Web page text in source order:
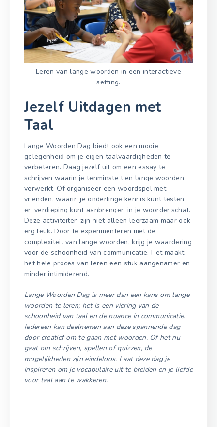
Leren van lange woorden in een interactieve
setting.
Jezelf Uitdagen met
Taal
Lange Woorden Dag biedt ook een mooie
gelegenheid om je eigen taalvaardigheden te
verbeteren. Daag jezelf uit om een essay te
schrijven waarin je tenminste tien lange woorden
verwerkt. Of organiseer een woordspel met
vrienden, waarin je onderlinge kennis kunt testen
en verdieping kunt aanbrengen in je woordenschat.
Deze activiteiten zijn niet alleen leerzaam maar ook
erg leuk. Door te experimenteren met de
complexiteit van lange woorden, krijg je waardering
voor de schoonheid van communicatie. Het maakt
het hele proces van leren een stuk aangenamer en
minder intimiderend.
Lange Woorden Dag is meer dan een kans om lange
woorden te leren; het is een viering van de
schoonheid van taal en de nuance in communicatie.
Iedereen kan deelnemen aan deze spannende dag
door creatief om te gaan met woorden. Of het nu
gaat om schrijven, spellen of quizzen, de
mogelijkheden zijn eindeloos. Laat deze dag je
inspireren om je vocabulaire uit te breiden en je liefde
voor taal aan te wakkeren.